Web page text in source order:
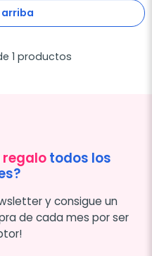
1 productos
regalotodos los
y consigue un
de cada mes por ser